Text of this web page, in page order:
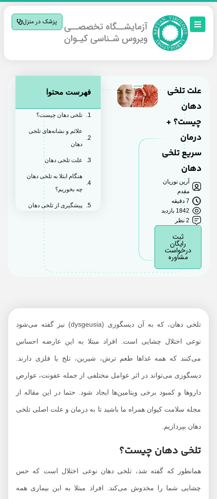
پزشک در منزل
علت تلخی
دهان
چیست؟ +
درمان
سریع تلخی
دهان
آرین نوریان
مقدم
7 دقیقه
1842 بازدید
2 نظر
رایگان
درخواست
مشاوره
فهرست محتوا
تلخی دهان چیست؟
علائم و نشانه‌های تلخی
علت تلخی دهان
هنگام ابتلا به تلخی دهان
چه بخوریم؟
پیشگیری از تلخی دهان
تلخی دهان، که به آن دیسگوزی (dysgeusia) نیز گفته می‌شود
نوعی اختلال چشایی است. افراد مبتلا به این عارضه احساس
می‌کنند که همه غذاها طعم ترش، شیرین، تلخ یا فلزی دارند.
دیسگوزی می‌تواند در اثر عوامل مختلفی از جمله عفونت، عوارض
داروها و کمبود برخی ویتامین‌ها ایجاد شود. حتما در این مقاله از
مجله سلامت کیوان همراه ما باشید تا به درمان و علت اصلی تلخی
دهان بپردازیم.
تلخی دهان چیست؟
همانطور که گفته شد، تلخی دهان نوعی اختلال است که حس
چشایی شما را مخدوش می‌کند. افراد مبتلا به این بیماری همه